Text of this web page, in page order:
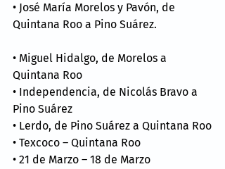
• José María Morelos y Pavón, de
Quintana Roo a Pino Suárez.
• Miguel Hidalgo, de Morelos a
Quintana Roo
• Independencia, de Nicolás Bravo a
Pino Suárez
• Lerdo, de Pino Suárez a Quintana Roo
• Texcoco – Quintana Roo
• 21 de Marzo – 18 de Marzo